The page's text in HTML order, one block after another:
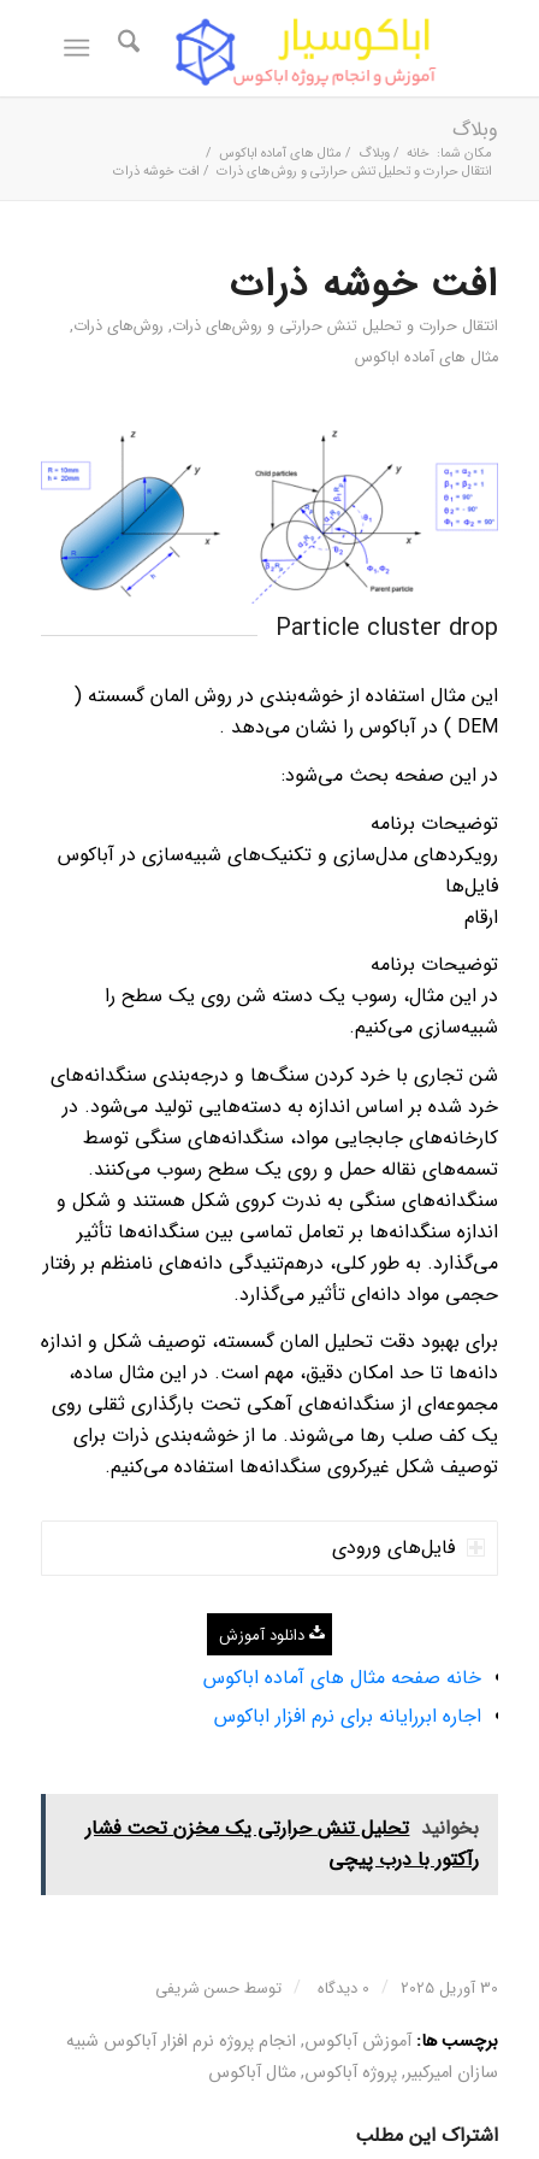
وبلاگ
مکان شما: خانه / وبلاگ / مثال های آماده اباکوس /
انتقال حرارت و تحلیل تنش حرارتی و روش‌های ذرات / افت خوشه ذرات
افت خوشه ذرات
انتقال حرارت و تحلیل تنش حرارتی و روش‌های ذرات, روش‌های ذرات,
مثال های آماده اباکوس
Particle cluster drop
این مثال استفاده از خوشه‌بندی در روش المان گسسته (
DEM ) در آباکوس را نشان می‌دهد .
در این صفحه بحث می‌شود:
توضیحات برنامه
رویکردهای مدل‌سازی و تکنیک‌های شبیه‌سازی در آباکوس
فایل‌ها
ارقام
توضیحات برنامه
در این مثال، رسوب یک دسته شن روی یک سطح را
شبیه‌سازی می‌کنیم.
شن تجاری با خرد کردن سنگ‌ها و درجه‌بندی سنگدانه‌های
خرد شده بر اساس اندازه به دسته‌هایی تولید می‌شود. در
کارخانه‌های جابجایی مواد، سنگدانه‌های سنگی توسط
تسمه‌های نقاله حمل و روی یک سطح رسوب می‌کنند.
سنگدانه‌های سنگی به ندرت کروی شکل هستند و شکل و
اندازه سنگدانه‌ها بر تعامل تماسی بین سنگدانه‌ها تأثیر
می‌گذارد. به طور کلی، درهم‌تنیدگی دانه‌های نامنظم بر رفتار
حجمی مواد دانه‌ای تأثیر می‌گذارد.
برای بهبود دقت تحلیل المان گسسته، توصیف شکل و اندازه
دانه‌ها تا حد امکان دقیق، مهم است. در این مثال ساده،
مجموعه‌ای از سنگدانه‌های آهکی تحت بارگذاری ثقلی روی
یک کف صلب رها می‌شوند. ما از خوشه‌بندی ذرات برای
توصیف شکل غیرکروی سنگدانه‌ها استفاده می‌کنیم.
فایل‌های ورودی
دانلود آموزش
خانه صفحه مثال های آماده اباکوس
اجاره ابررایانه برای نرم افزار اباکوس
بخوانید تحلیل تنش حرارتی یک مخزن تحت فشار
رآکتور با درب پیچی
30 آوریل 2025 / 0 دیدگاه / توسطحسن شریفی
برچسب ها:آموزش آباکوس, انجام پروژه نرم افزار آباکوس شبیه
سازان امیرکبیر,پروژه آباکوس,مثال آباکوس
اشتراک این مطلب